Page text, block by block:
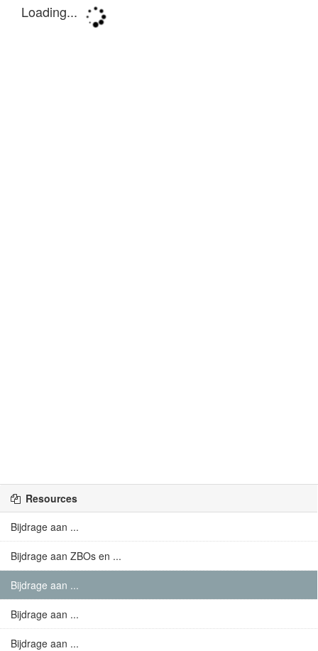
Resources
Bijdrage aan ...
Bijdrage aan ZBOs en ...
Bijdrage aan ...
Bijdrage aan ...
Bijdrage aan ...